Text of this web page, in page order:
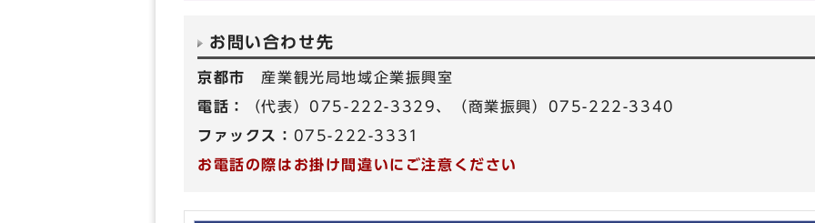
お問い合わせ先
京都市 産業観光局地域企業振興室
電話：
（代表）075-222-3329、（商業振興）075-222-3340
ファックス： 075-222-3331
お電話の際はお掛け間違いにご注意ください